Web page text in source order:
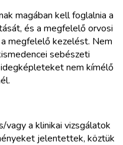
magában kell foglalnia a
és a megfelelő orvosi
megfelelő kezelést. Nem
sebészeti
nem kímélő
a klinikai vizsgálatok
jelentettek, köztük